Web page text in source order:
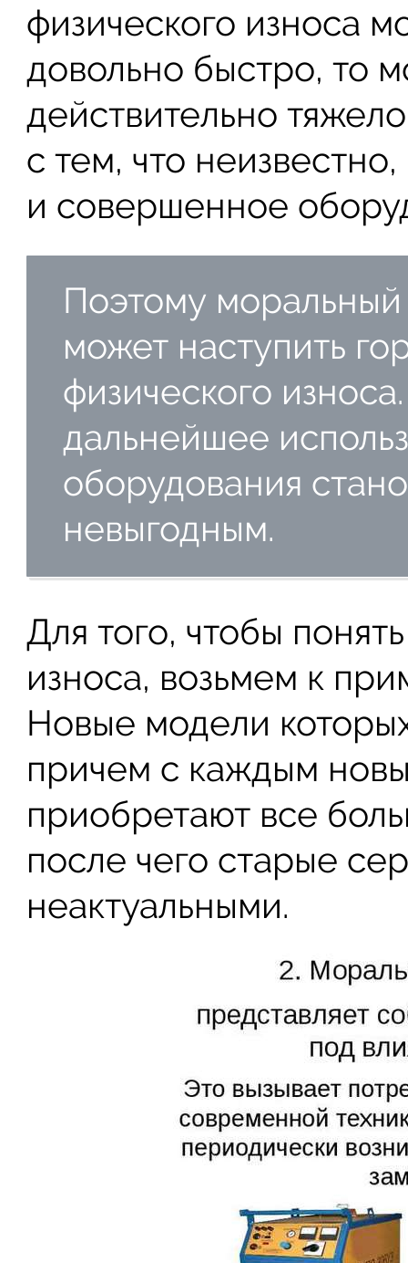
физического износа
довольно быстро, то
действительно
с тем, что
и совершенное
Поэтому моральный
может наступить
физического
дальнейшее
оборудования
невыгодным.
Для того, чтобы
износа, возьмем к
Новые модели
причем с каждым
приобретают все
после чего старые
неактуальными.